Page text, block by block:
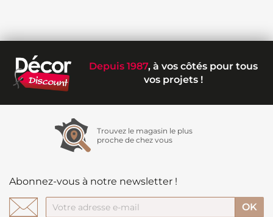
Depuis 1987, à vos côtés pour tous
vos projets !
Trouvez le magasin le plus
proche de chez vous
Abonnez-vous à notre newsletter !